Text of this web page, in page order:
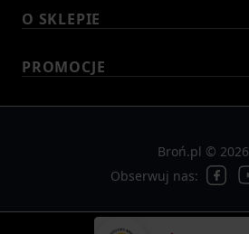
O SKLEPIE
PROMOCJE
Broń.pl © 2026
Obserwuj nas: